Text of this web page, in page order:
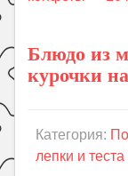
Блюдо из
курочки
Категория:
лепки и теста